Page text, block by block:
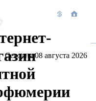
Сегодня 08 августа 2026